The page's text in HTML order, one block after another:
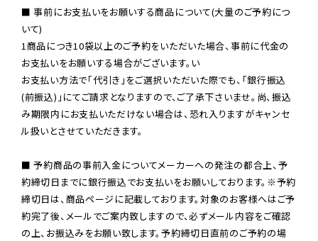
■ 事前にお支払いをお願いする商品について(大量のご予約につ
いて)
1商品につき10袋以上のご予約をいただいた場合、事前に代金の
お支払いをお願いする場合がございます。い
お支払い方法で「代引き」をご選択いただいた際でも、「銀行振込
(前振込)」にてご請求となりますので、ご了承下さいませ。尚、振込
み期限内にお支払いただけない場合は、恐れ入りますがキャンセ
ル扱いとさせていただきます。
■ 予約商品の事前入金についてメーカーへの発注の都合上、予
約締切日までに銀行振込でお支払いをお願いしております。※予約
締切日は、商品ページに記載しております。対象のお客様へはご予
約完了後、メールでご案内致しますので、必ずメール内容をご確認
の上、お振込みをお願い致します。予約締切日直前のご予約の場